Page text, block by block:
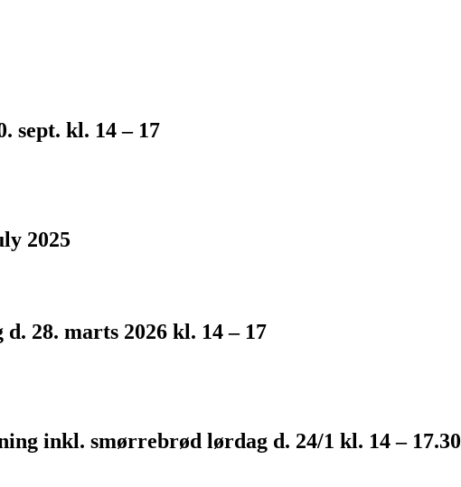
sept. kl. 14 – 17
2025
28. marts 2026 kl. 14 – 17
inkl. smørrebrød lørdag d. 24/1 kl. 14 – 17.30